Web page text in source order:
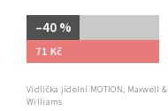
–40 %
71 Kč
Vidlička jídelní MOTION, Maxwell &
Williams